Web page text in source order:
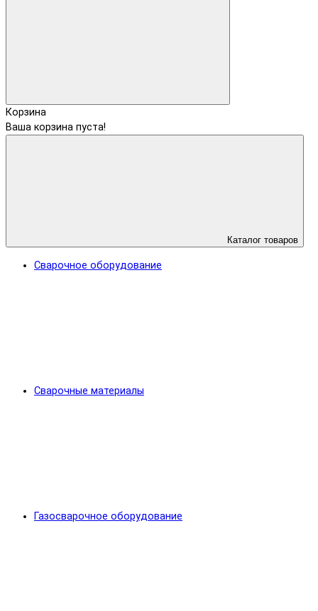
Корзина
Ваша корзина пуста!
Каталог товаров
Сварочное оборудование
Сварочные материалы
Газосварочное оборудование